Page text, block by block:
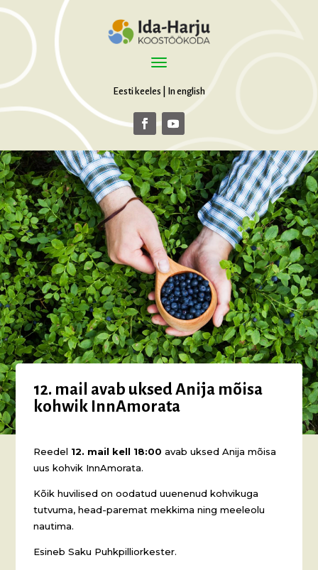
Eesti keeles In english
12. mail avab uksed Anija mõisa
kohwik InnAmorata
Reedel 12. mail kell 18:00 avab uksed Anija mõisa
uus kohvik InnAmorata.
Kõik huvilised on oodatud uuenenud kohvikuga
tutvuma, head-paremat mekkima ning meeleolu
nautima.
Esineb Saku Puhkpilliorkester.